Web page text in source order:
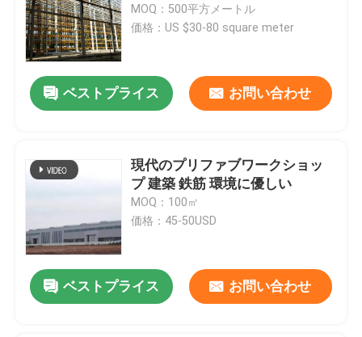
MOQ：500平方メートル
価格：US $30-80 square meter
ベストプライス お問い合わせ
現代のプリファブワークショッ
プ 建築 鉄筋 環境に優しい
MOQ：100㎡
価格：45-50USD
ベストプライス お問い合わせ